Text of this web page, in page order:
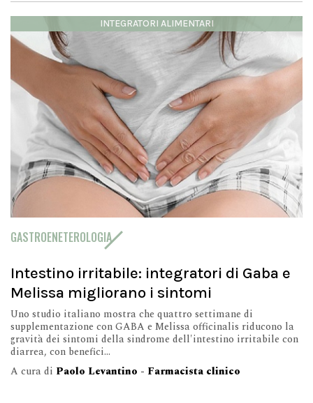
INTEGRATORI ALIMENTARI
GASTROENETEROLOGIA
Intestino irritabile: integratori di Gaba e
Melissa migliorano i sintomi
Uno studio italiano mostra che quattro settimane di
supplementazione con GABA e Melissa officinalis riducono la
gravità dei sintomi della sindrome dell'intestino irritabile con
diarrea, con benefici...
A cura di Paolo Levantino - Farmacista clinico